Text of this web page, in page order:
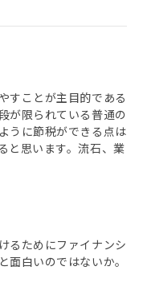
すことが主目的である
が限られている普通の
うに節税ができる点は
と思います。流石、業
るためにファイナンシ
面白いのではないか。